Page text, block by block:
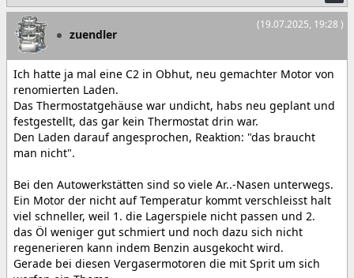
(19.07.2025, 19:28 )
zuendler
Ich hatte ja mal eine C2 in Obhut, neu gemachter Motor von
renomierten Laden.
Das Thermostatgehäuse war undicht, habs neu geplant und
festgestellt, das gar kein Thermostat drin war.
Den Laden darauf angesprochen, Reaktion: "das braucht
man nicht".
Bei den Autowerkstätten sind so viele Ar..-Nasen unterwegs.
Ein Motor der nicht auf Temperatur kommt verschleisst halt
viel schneller, weil 1. die Lagerspiele nicht passen und 2.
das Öl weniger gut schmiert und noch dazu sich nicht
regenerieren kann indem Benzin ausgekocht wird.
Gerade bei diesen Vergasermotoren die mit Sprit um sich